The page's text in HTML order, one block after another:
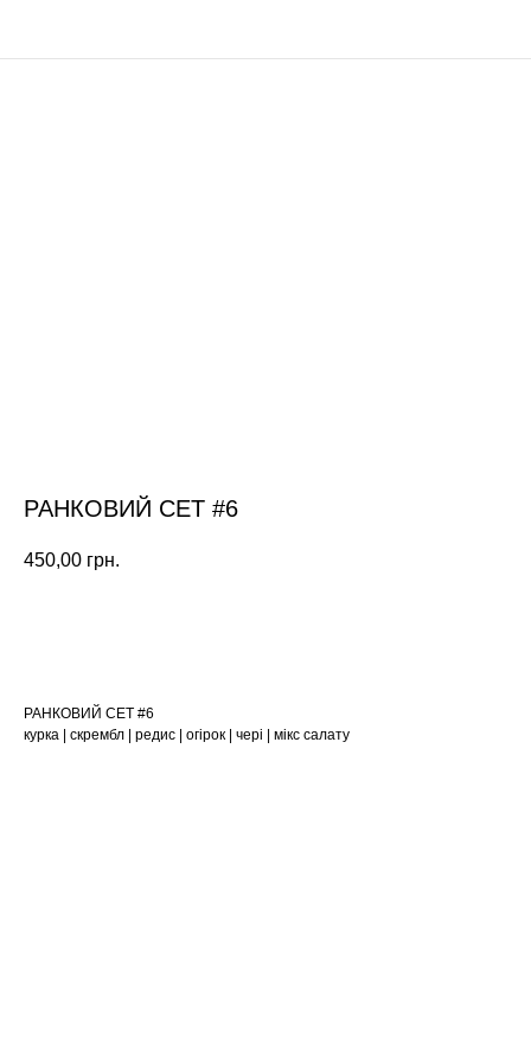
РАНКОВИЙ СЕТ #6
450,00 грн.
РАНКОВИЙ СЕТ #6
курка | скрембл | редис | огірок | чері | мікс салату